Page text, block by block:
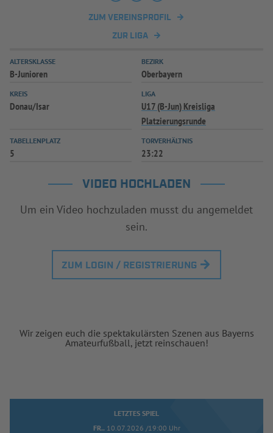
ZUM VEREINSPROFIL
ZUR LIGA
ALTERSKLASSE
B-Junioren
BEZIRK
Oberbayern
KREIS
Donau/Isar
LIGA
U17 (B-Jun) Kreisliga
Platzierungsrunde
TABELLENPLATZ
5
TORVERHÄLTNIS
23:22
VIDEO HOCHLADEN
Um ein Video hochzuladen musst du angemeldet
sein.
ZUM LOGIN / REGISTRIERUNG
Wir zeigen euch die spektakulärsten Szenen aus Bayerns
Amateurfußball, jetzt reinschauen!
LETZTES SPIEL
FR.. 10.07.2026 /19:00 Uhr